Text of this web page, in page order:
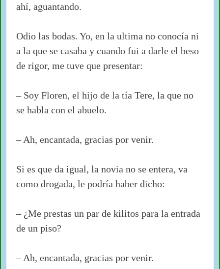
ahí, aguantando.
Odio las bodas. Yo, en la ultima no conocía ni
a la que se casaba y cuando fui a darle el beso
de rigor, me tuve que presentar:
– Soy Floren, el hijo de la tía Tere, la que no
se habla con el abuelo.
– Ah, encantada, gracias por venir.
Si es que da igual, la novia no se entera, va
como drogada, le podría haber dicho:
– ¿Me prestas un par de kilitos para la entrada
de un piso?
– Ah, encantada, gracias por venir.